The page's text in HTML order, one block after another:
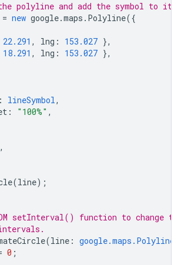
polyline and add the symbol to
= new google.maps . Polyline({
22.291 , lng : 153.027 },
18.291 , lng : 153.027 },
: lineSymbol,
: "100%" ,
,
(line);
setInterval() function to change
(line : google.maps.Polyline
0 ;